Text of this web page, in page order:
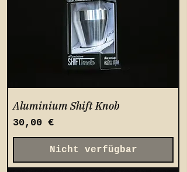
Aluminium Shift Knob
Preis
30,00 €
Nicht verfügbar